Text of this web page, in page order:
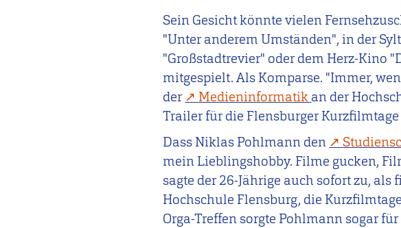
Sein Gesicht könnte vielen
"Unter anderem Umständen", in der
"Großstadtrevier" oder dem Herz-Kino
mitgespielt. Als Komparse. "Immer,
der
Medieninformatik an der
Trailer für die Flensburger
Dass Niklas Pohlmann den
mein Lieblingshobby. Filme gucken,
sagte der 26-Jährige auch sofort zu,
Hochschule Flensburg, die
Orga-Treffen sorgte Pohlmann sogar